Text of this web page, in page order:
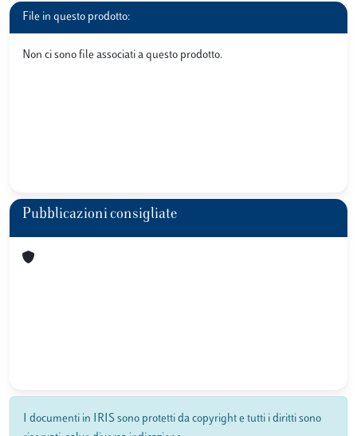
File in questo prodotto:
Non ci sono file associati a questo prodotto.
Pubblicazioni consigliate
I documenti in IRIS sono protetti da copyright e tutti i diritti sono